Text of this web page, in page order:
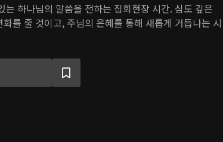
는 하나님의 말씀을 전하는 집회현장 시간. 심도 깊은
를 줄 것이고, 주님의 은혜를 통해 새롭게 거듭나는 시